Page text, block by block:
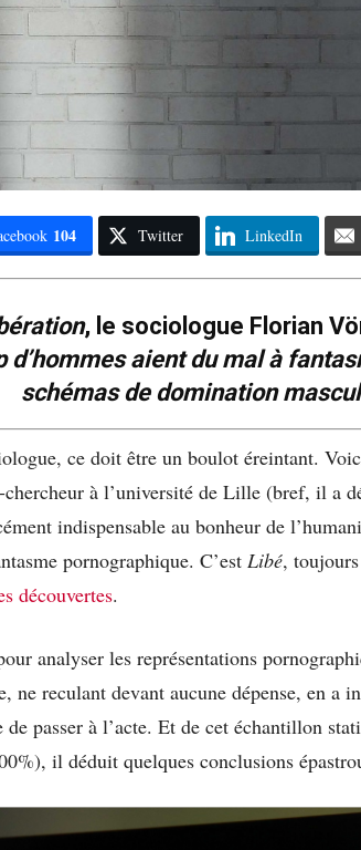
104 Twitter LinkedIn
, le sociologue Florian
d’hommes aient du mal à
schémas de domination
ce doit être un boulot éreintant.
chercheur à l’université de Lille (bref, il a
indispensable au bonheur de
pornographique. C’est Libé,
découvertes.
analyser les représentations
ne reculant devant aucune dépense, en a
passer à l’acte. Et de cet échantillon
il déduit quelques conclusions